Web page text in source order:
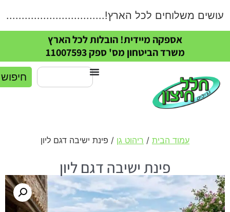
עושים משלוחים לכל
אספקה מיידית! הובלות לכל הארץ
משרד הביטחון מס' ספק 11007593
חיפוש
עמוד הבית/ריהוט גן/ פינת ישיבה דגם ליון
פינת ישיבה דגם ליון